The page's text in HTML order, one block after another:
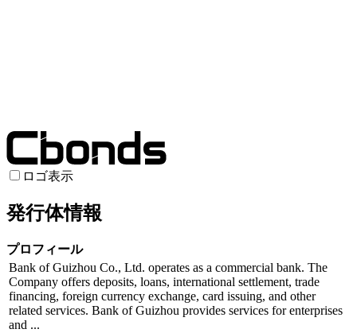
ロゴ表示
発行体情報
プロフィール
Bank of Guizhou Co., Ltd. operates as a commercial bank. The
Company offers deposits, loans, international settlement, trade
financing, foreign currency exchange, card issuing, and other
related services. Bank of Guizhou provides services for enterprises
and ...